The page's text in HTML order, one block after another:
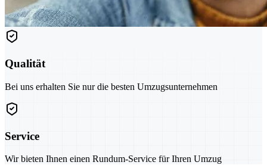
Qualität
Bei uns erhalten Sie nur die besten Umzugsunternehmen
Service
Wir bieten Ihnen einen Rundum-Service für Ihren Umzug